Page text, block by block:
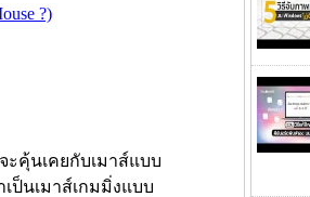
?)
คุ้นเคยกับเมาส์แบบ
ป็นเมาส์เกมมิ่งแบบ